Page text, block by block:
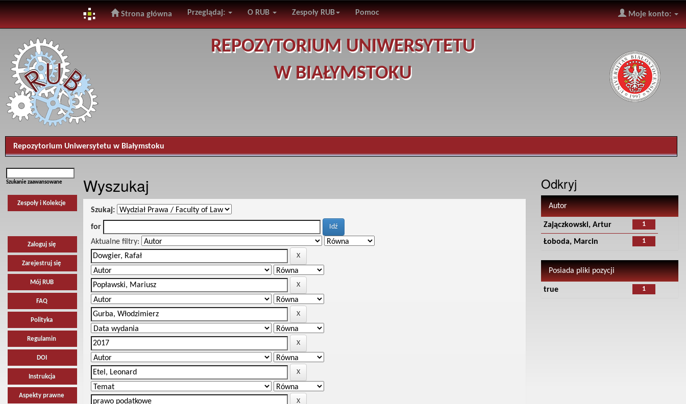
navigation
Strona główna Przeglądaj: O RUB Zespoły RUB Pomoc Moje konto:
REPOZYTORIUM UNIWERSYTETU
W BIAŁYMSTOKU
Repozytorium Uniwersytetu w Białymstoku
Szukanie zaawansowane
Zespoły i Kolekcje
Zaloguj się
Zarejestruj się
Mój RUB
FAQ
Polityka
Regulamin
DOI
Instrukcja
Aspekty prawne
Wyszukaj
Szukaj:
for
Aktualne filtry:
Odkryj
Autor
1
Zajączkowski, Artur
1
Łoboda, Marcin
Posiada pliki pozycji
1
true